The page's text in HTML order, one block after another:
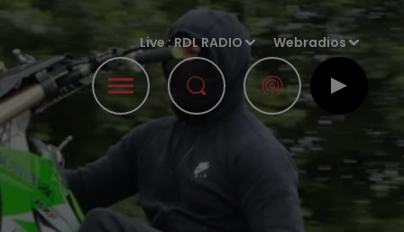
Live :RDL RADIO Webradios